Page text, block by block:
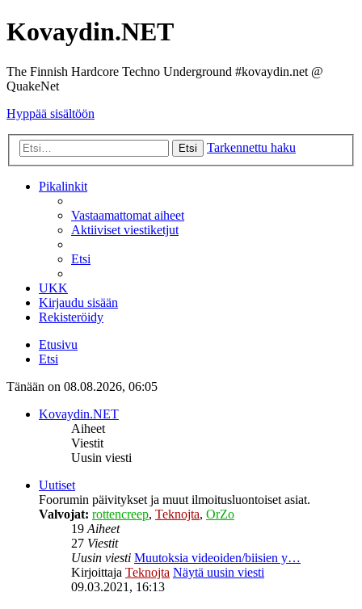
Kovaydin.NET
The Finnish Hardcore Techno Underground #kovaydin.net @
QuakeNet
Hyppää sisältöön
Etsi Tarkennettu haku
Pikalinkit
Vastaamattomat aiheet
Aktiiviset viestiketjut
Etsi
UKK
Kirjaudu sisään
Rekisteröidy
Etusivu
Etsi
Tänään on 08.08.2026, 06:05
Kovaydin.NET
Aiheet
Viestit
Uusin viesti
Uutiset
Foorumin päivitykset ja muut ilmoitusluontoiset asiat.
Valvojat: rottencreep, Teknojta, OrZo
19Aiheet
27 Viestit
Uusin viesti Muutoksia videoiden/biisien y…
Kirjoittaja Teknojta Näytä uusin viesti
09.03.2021, 16:13